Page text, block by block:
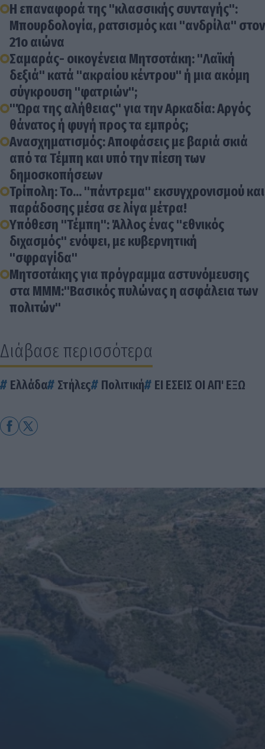
Η επαναφορά της "κλασσικής συνταγής":
Μπουρδολογία, ρατσισμός και "ανδρίλα" στον
21ο αιώνα
Σαμαράς- οικογένεια Μητσοτάκη: "Λαϊκή
δεξιά" κατά "ακραίου κέντρου" ή μια ακόμη
σύγκρουση "φατριών";
"Ώρα της αλήθειας" για την Αρκαδία: Αργός
θάνατος ή φυγή προς τα εμπρός;
Ανασχηματισμός: Αποφάσεις με βαριά σκιά
από τα Τέμπη και υπό την πίεση των
δημοσκοπήσεων
Τρίπολη: Το... "πάντρεμα" εκσυγχρονισμού και
παράδοσης μέσα σε λίγα μέτρα!
Υπόθεση "Τέμπη": Άλλος ένας "εθνικός
διχασμός" ενόψει, με κυβερνητική
"σφραγίδα"
Μητσοτάκης για πρόγραμμα αστυνόμευσης
στα ΜΜΜ:"Βασικός πυλώνας η ασφάλεια των
πολιτών"
Διάβασε περισσότερα
Ελλάδα Στήλες Πολιτική ΕΙ ΕΣΕΙΣ ΟΙ ΑΠ' ΕΞΩ